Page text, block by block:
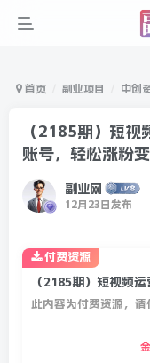
首页 副业项目 中创
（2185期）短视
账号，轻松涨粉
副业网
12月23日发布
此内容为付费资源，请
付费资源